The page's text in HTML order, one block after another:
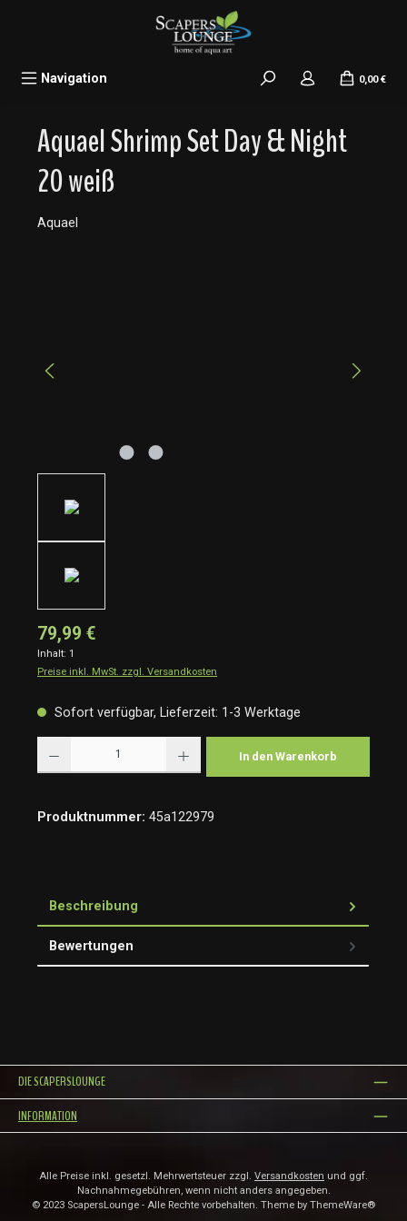
Navigation 0,00 €
Aquael Shrimp Set Day & Night
20 weiß
Aquael
79,99 €
Inhalt: 1
Preise inkl. MwSt. zzgl. Versandkosten
Sofort verfügbar, Lieferzeit: 1-3 Werktage
In den Warenkorb
Produktnummer: 45a122979
Beschreibung
Bewertungen
DIE SCAPERSLOUNGE
INFORMATION
Alle Preise inkl. gesetzl. Mehrwertsteuer zzgl. Versandkosten und ggf.
Nachnahmegebühren, wenn nicht anders angegeben.
© 2023 ScapersLounge - Alle Rechte vorbehalten. Theme by ThemeWare®